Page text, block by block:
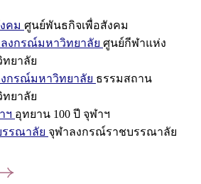
คม ศูนย์พันธกิจเพื่อสังคม
งกรณ์มหาวิทยาลัย ศูนย์กีฬาแห่ง
ยาลัย
กรณ์มหาวิทยาลัย ธรรมสถาน
ยาลัย
ฯ อุทยาน 100 ปี จุฬาฯ
รณาลัย จุฬาลงกรณ์ราชบรรณาลัย